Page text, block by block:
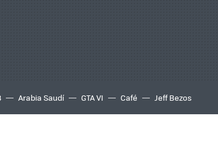
Arabia Saudí GTA VI Café Jeff Bezos